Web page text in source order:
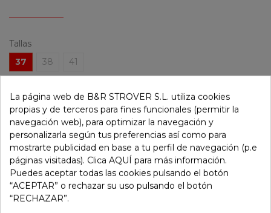
Tallas
37
38 41
-
Añadir Al Carrito
Referencia: 105351
Marca: Pitillos
Favorito 0
La página web de B&R STROVER S.L. utiliza cookies
propias y de terceros para fines funcionales (permitir la
navegación web), para optimizar la navegación y
personalizarla según tus preferencias así como para
mostrarte publicidad en base a tu perfil de navegación (p.e
páginas visitadas). Clica AQUÍ para más información.
Puedes aceptar todas las cookies pulsando el botón
“ACEPTAR” o rechazar su uso pulsando el botón
“RECHAZAR”.